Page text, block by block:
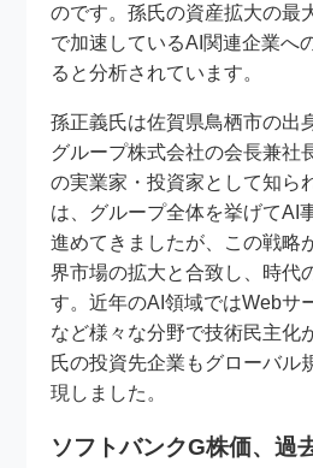
のです。孫氏の資産拡大の最
で加速しているAI関連企業へ
ると分析されています。
孫正義氏は佐賀県鳥栖市の出
グループ株式会社の会長兼社
の実業家・投資家として知ら
は、グループ全体を挙げてAI
進めてきましたが、この戦略
界市場の拡大と合致し、時代
す。近年のAI領域ではWebサ
など様々な分野で技術民主化
氏の投資先企業もグローバル
現しました。
ソフトバンクG株価、